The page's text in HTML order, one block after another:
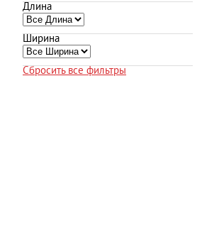
Длина
Ширина
Сбросить все фильтры